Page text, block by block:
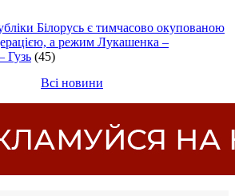
Білорусь є тимчасово окупованою
а режим Лукашенка –
Гузь (45)
Всі новини